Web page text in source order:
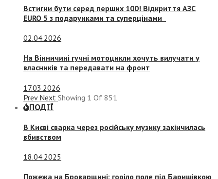
Встигни бути серед перших 100! Відкриття АЗС
EURO 5 з подарунками та суперцінами
02.04.2026
На Вінничині гучні мотоцикли хочуть вилучати у
власників та передавати на фронт
17.03.2026
Prev Next Showing 1 Of 851
ПОДІЇ
В Києві сварка через російську музику закінчилась
вбивством
18.04.2025
Пожежа на Броварщині: горіло поле під Баришівкою